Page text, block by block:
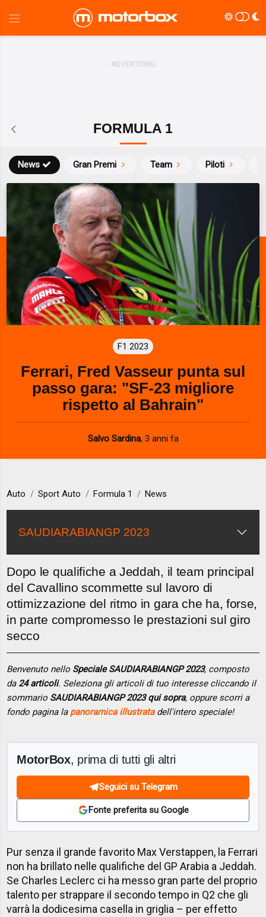
FORMULA 1
News Gran Premi Team Piloti
F1 2023
Ferrari, Fred Vasseur punta sul
passo gara: "SF-23 migliore
rispetto al Bahrain"
Salvo Sardina, 3 anni fa
Auto Sport Auto Formula 1 News
SAUDIARABIANGP 2023
Dopo le qualifiche a Jeddah, il team principal
del Cavallino scommette sul lavoro di
ottimizzazione del ritmo in gara che ha, forse,
in parte compromesso le prestazioni sul giro
secco
Benvenuto nello Speciale SAUDIARABIANGP 2023, composto
da 24 articoli. Seleziona gli articoli di tuo interesse cliccando il
sommario SAUDIARABIANGP 2023 qui sopra, oppure scorri a
fondo pagina la panoramica illustratadell'intero speciale!
MotorBox, prima di tutti gli altri
Seguici su Telegram
Fonte preferita su Google
Pur senza il grande favorito Max Verstappen, la Ferrari
non ha brillato nelle qualifiche del GP Arabia a Jeddah.
Se Charles Leclerc ci ha messo gran parte del proprio
talento per strappare il secondo tempo in Q2 che gli
varrà la dodicesima casella in griglia – per effetto